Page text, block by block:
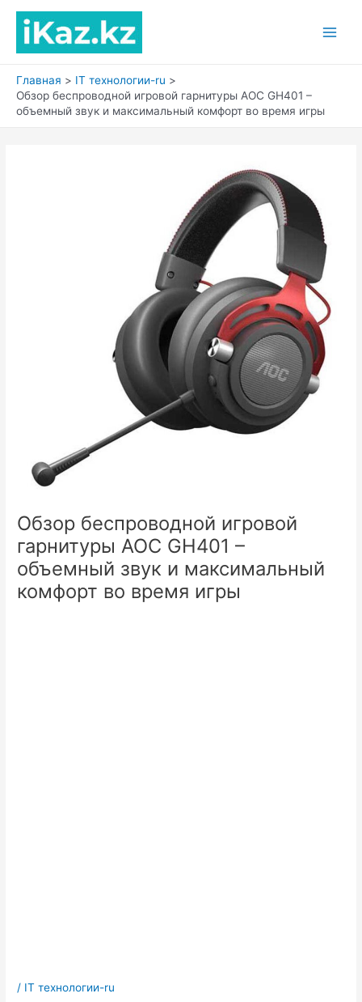
содержимому
Главная
IT технологии-ru
Обзор беспроводной игровой гарнитуры AOC GH401 –
объемный звук и максимальный комфорт во время игры
Обзор беспроводной игровой
гарнитуры AOC GH401 –
объемный звук и максимальный
комфорт во время игры
/ IT технологии-ru